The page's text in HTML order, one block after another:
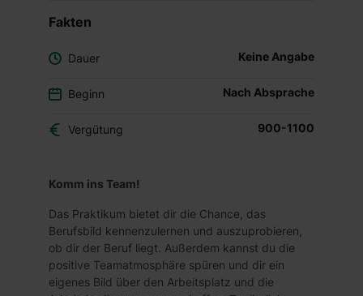
Fakten
Dauer Keine Angabe
Beginn Nach Absprache
Vergütung 900-1100
Komm ins Team!
Das Praktikum bietet dir die Chance, das
Berufsbild kennenzulernen und auszuprobieren,
ob dir der Beruf liegt. Außerdem kannst du die
positive Teamatmosphäre spüren und dir ein
eigenes Bild über den Arbeitsplatz und die